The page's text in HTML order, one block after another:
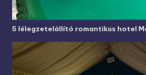
5 lélegzetelállító romantikus hotel